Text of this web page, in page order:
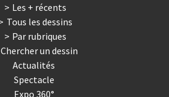
Les + récents
Tous les dessins
Par rubriques
Chercher un dessin
Actualités
Spectacle
Expo 360°